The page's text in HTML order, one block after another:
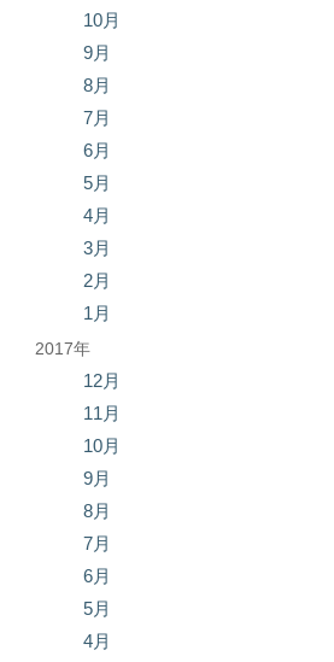
10月
9月
8月
7月
6月
5月
4月
3月
2月
1月
2017年
12月
11月
10月
9月
8月
7月
6月
5月
4月